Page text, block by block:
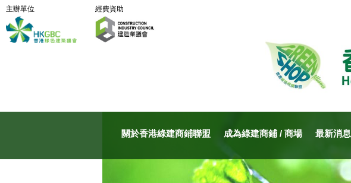
關於香港綠建商鋪聯盟 成為綠建商鋪 / 商場 最新消息
經費資助
主辦單位